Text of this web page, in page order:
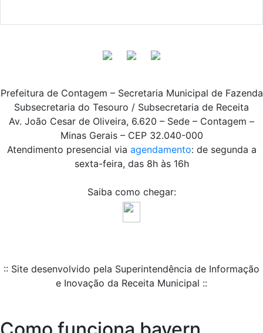
Prefeitura de Contagem – Secretaria Municipal de Fazenda
Subsecretaria do Tesouro / Subsecretaria de Receita
Av. João Cesar de Oliveira, 6.620 – Sede – Contagem –
Minas Gerais – CEP 32.040-000
Atendimento presencial via agendamento: de segunda a
sexta-feira, das 8h às 16h
Saiba como chegar:
:: Site desenvolvido pela Superintendência de Informação
e Inovação da Receita Municipal ::